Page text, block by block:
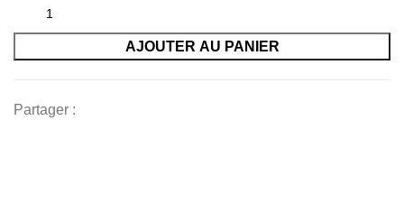
AJOUTER AU PANIER
Partager :